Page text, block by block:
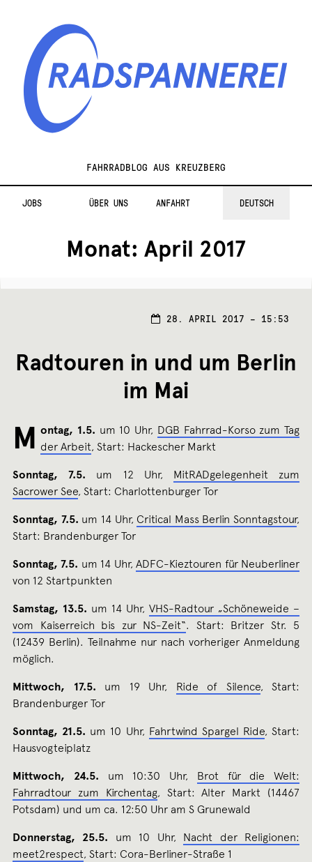
RadspannereiFAHRRADBLOG AUS KREUZBERG
JOBS ÜBER UNS ANFAHRT DEUTSCH
Monat: April 2017
28. APRIL 2017 – 15:53
Radtouren in und um Berlin
im Mai
M ontag, 1.5. um 10 Uhr, DGB Fahrrad-Korso zum Tag
der Arbeit, Start: Hackescher Markt
Sonntag, 7.5. um 12 Uhr, MitRADgelegenheit zum
Sacrower See, Start: Charlottenburger Tor
Sonntag, 7.5. um 14 Uhr, Critical Mass Berlin Sonntagstour,
Start: Brandenburger Tor
Sonntag, 7.5. um 14 Uhr,ADFC-Kieztouren für Neuberliner
von 12 Startpunkten
Samstag, 13.5. um 14 Uhr, VHS-Radtour „Schöneweide –
vom Kaiserreich bis zur NS-Zeit“. Start: Britzer Str. 5
(12439 Berlin). Teilnahme nur nach vorheriger Anmeldung
möglich.
Mittwoch, 17.5. um 19 Uhr, Ride of Silence, Start:
Brandenburger Tor
Sonntag, 21.5. um 10 Uhr, Fahrtwind Spargel Ride, Start:
Hausvogteiplatz
Mittwoch, 24.5. um 10:30 Uhr, Brot für die Welt:
Fahrradtour zum Kirchentag, Start: Alter Markt (14467
Potsdam) und um ca. 12:50 Uhr am S Grunewald
Donnerstag, 25.5. um 10 Uhr, Nacht der Religionen:
meet2respect, Start: Cora-Berliner-Straße 1